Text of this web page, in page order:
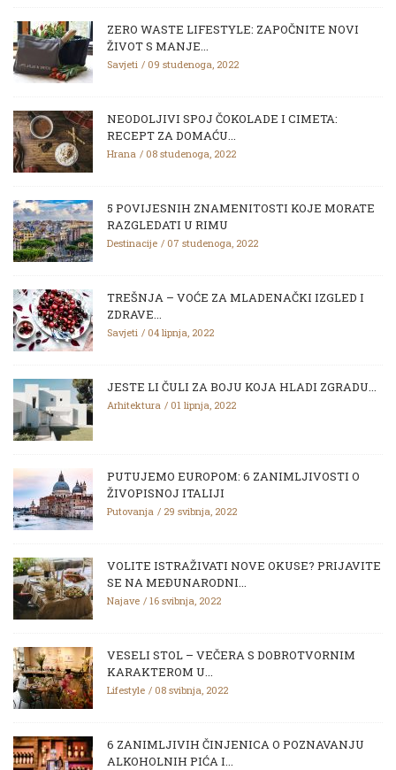
ZERO WASTE LIFESTYLE: ZAPOČNITE NOVI
ŽIVOT S MANJE...
Savjeti 09 studenoga, 2022
NEODOLJIVI SPOJ ČOKOLADE I CIMETA:
RECEPT ZA DOMAĆU...
Hrana 08 studenoga, 2022
5 POVIJESNIH ZNAMENITOSTI KOJE MORATE
RAZGLEDATI U RIMU
Destinacije 07 studenoga, 2022
TREŠNJA – VOĆE ZA MLADENAČKI IZGLED I
ZDRAVE...
Savjeti 04 lipnja, 2022
JESTE LI ČULI ZA BOJU KOJA HLADI ZGRADU...
Arhitektura 01 lipnja, 2022
PUTUJEMO EUROPOM: 6 ZANIMLJIVOSTI O
ŽIVOPISNOJ ITALIJI
Putovanja 29 svibnja, 2022
VOLITE ISTRAŽIVATI NOVE OKUSE? PRIJAVITE
SE NA MEĐUNARODNI...
Najave 16 svibnja, 2022
VESELI STOL – VEČERA S DOBROTVORNIM
KARAKTEROM U...
Lifestyle 08 svibnja, 2022
6 ZANIMLJIVIH ČINJENICA O POZNAVANJU
ALKOHOLNIH PIĆA I...